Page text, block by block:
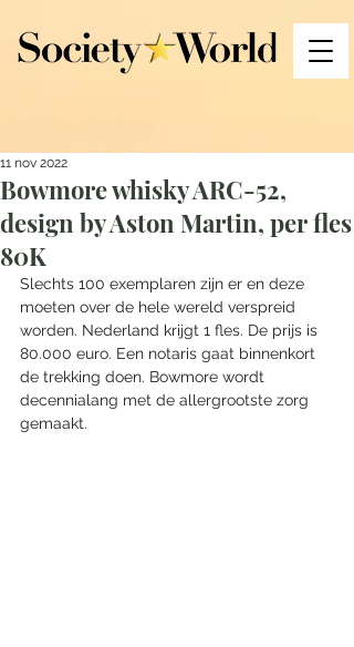
Bowmore whisky ARC-52,
design by Aston Martin, per fles
80K
11 nov 2022
Slechts 100 exemplaren zijn er en deze
moeten over de hele wereld verspreid
worden. Nederland krijgt 1 fles. De prijs is
80.000 euro. Een notaris gaat binnenkort
de trekking doen. Bowmore wordt
decennialang met de allergrootste zorg
gemaakt.